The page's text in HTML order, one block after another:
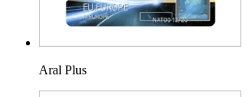
Aral Plus